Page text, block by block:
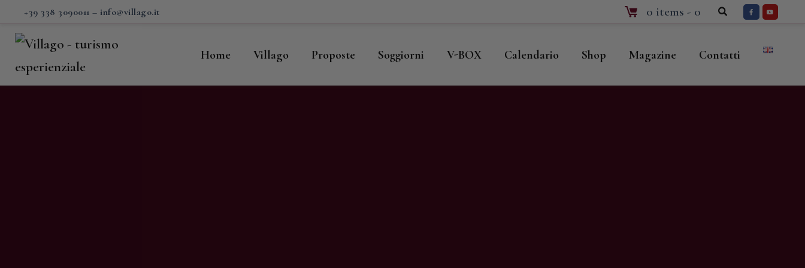
+39 338 3090011 – info@villago.it 0 items - 0
Home Villago Proposte Soggiorni V-BOX Calendario Shop Magazine Contatti
Villago
Proposte